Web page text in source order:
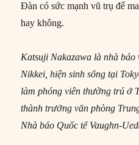
Đàn có sức mạnh vũ trụ để
hay không.
Katsuji Nakazawa là nhà báo
Nikkei, hiện sinh sống tại
làm phóng viên thường trú ở
thành trưởng văn phòng
Nhà báo Quốc tế Vaughn-